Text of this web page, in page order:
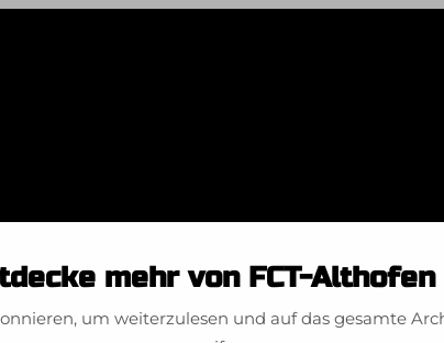
mehr von FCT-Althofen
um weiterzulesen und auf das gesamte